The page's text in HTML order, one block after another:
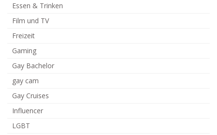
Essen & Trinken
Film und TV
Freizeit
Gaming
Gay Bachelor
gay cam
Gay Cruises
Influencer
LGBT